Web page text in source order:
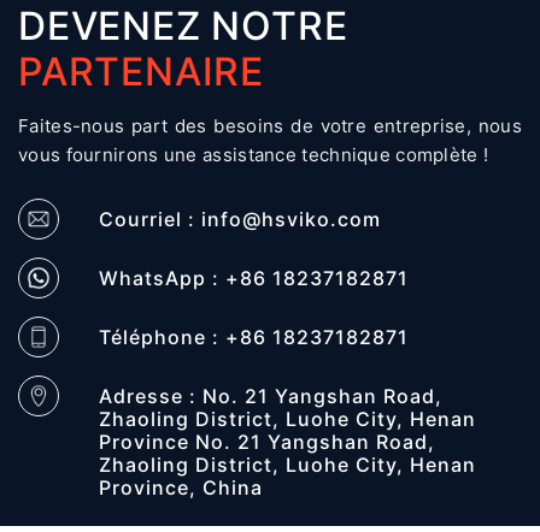
DEVENEZ NOTRE
PARTENAIRE
Faites-nous part des besoins de votre entreprise, nous
vous fournirons une assistance technique complète !
Courriel : info@hsviko.com
WhatsApp : +86 18237182871
Téléphone : +86 18237182871
Adresse : No. 21 Yangshan Road,
Zhaoling District, Luohe City, Henan
Province No. 21 Yangshan Road,
Zhaoling District, Luohe City, Henan
Province, China